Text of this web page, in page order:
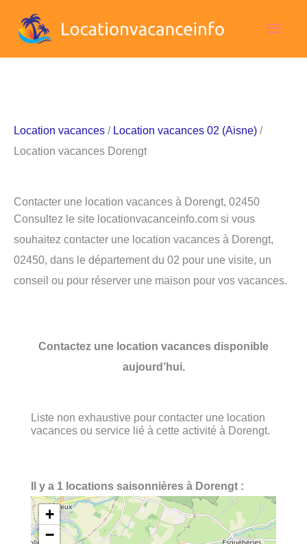
Location vacances / Location vacances 02 (Aisne) /
Location vacances Dorengt
Contacter une location vacances à Dorengt, 02450
Consultez le site locationvacanceinfo.com si vous
souhaitez contacter une location vacances à Dorengt,
02450, dans le département du 02 pour une visite, un
conseil ou pour réserver une maison pour vos vacances.
Contactez une location vacances disponible
aujourd’hui.
Liste non exhaustive pour contacter une location
vacances ou service lié à cette activité à Dorengt.
Il y a 1 locations saisonnières à Dorengt :
+
−